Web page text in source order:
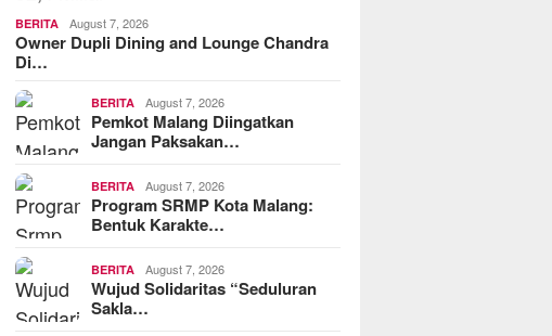
BERITA August 7, 2026
Owner Dupli Dining and Lounge Chandra
Di…
BERITA August 7, 2026
Pemkot Malang Diingatkan
Jangan Paksakan…
BERITA August 7, 2026
Program SRMP Kota Malang:
Bentuk Karakte…
BERITA August 7, 2026
Wujud Solidaritas “Seduluran
Sakla…